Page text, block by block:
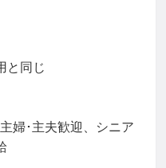
婦･主夫歓迎、シニア